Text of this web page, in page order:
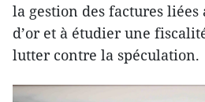
la gestion des factures
d’or et à étudier une
lutter contre la spéculation.